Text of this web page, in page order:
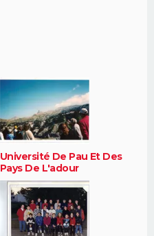
Université De Pau Et Des
Pays De L'adour